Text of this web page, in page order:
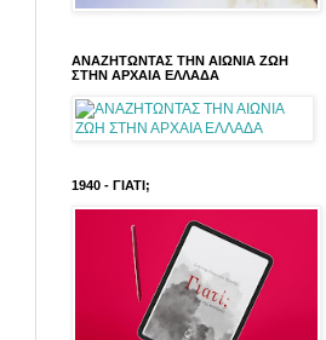
ΑΝΑΖΗΤΩΝΤΑΣ ΤΗΝ ΑΙΩΝΙΑ ΖΩΗ
ΣΤΗΝ ΑΡΧΑΙΑ ΕΛΛΑΔΑ
1940 - ΓΙΑΤΙ;